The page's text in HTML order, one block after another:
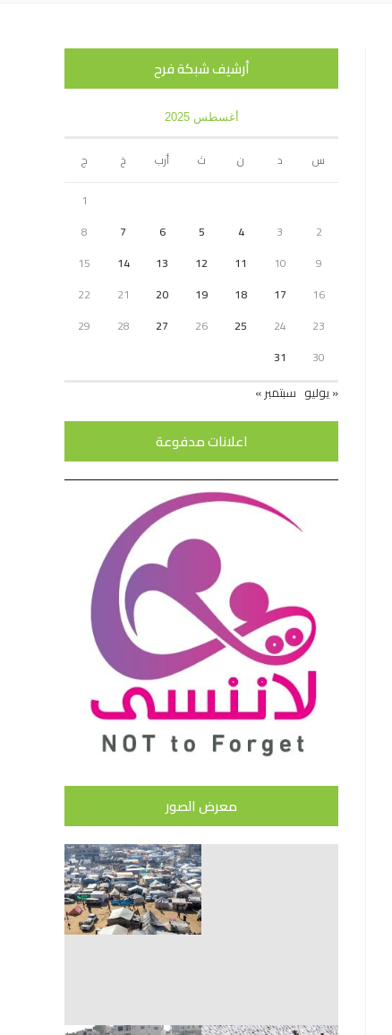
أرشيف شبكة فرح
أغسطس 2025
س د ن ث أرب خ
ج
1
2
3
4
5
6
7
8
9
10
11
12
13
14
15
16
17
18
19
20
21
22
23
24
25
26
27
28
29
30
31
« يوليو سبتمبر »
اعلانات مدفوعة
معرض الصور